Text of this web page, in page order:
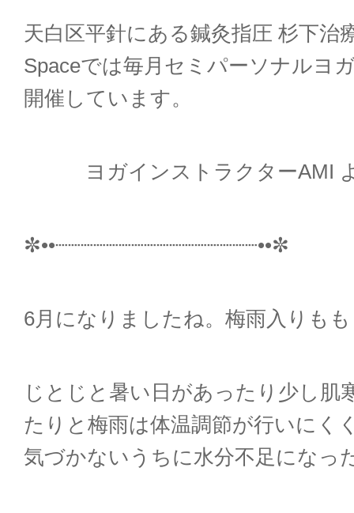
天白区平針にある鍼灸指圧 杉下治
Spaceでは毎月セミパーソナルヨ
開催しています。
ヨガインストラクターAMI
✼••┈┈┈┈┈┈┈┈┈┈┈┈┈┈┈┈••✼
6月になりましたね。梅雨入りも
じとじと暑い日があったり少し肌
たりと梅雨は体温調節が行いにく
気づかないうちに水分不足になっ